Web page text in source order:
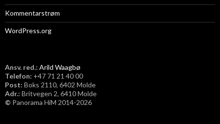
Kommentarstrøm
WordPress.org
Ansv. red.: Arild Waagbø
Telefon: ​+47 71 21 40 00
Post: Boks 2110, 6402 Molde
Adr.: Britvegen 2, 6410 Molde
© Panorama HiM 2014-2026